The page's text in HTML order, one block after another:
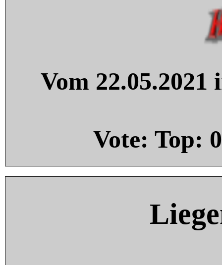
Vom
Vote: Top: 0